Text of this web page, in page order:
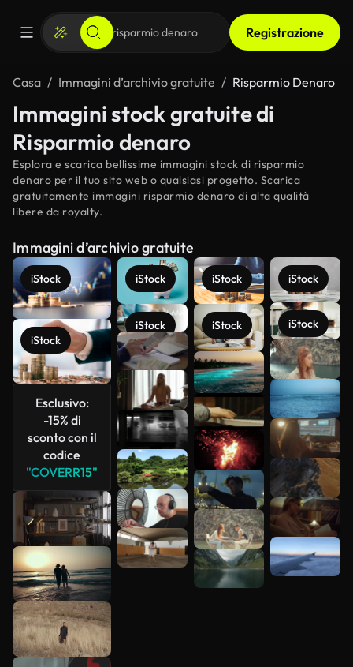
Registrazione
Casa Immagini d’archivio gratuite Risparmio Denaro
Immagini stock gratuite di
Risparmio denaro
Esplora e scarica bellissime immagini stock di risparmio
denaro per il tuo sito web o qualsiasi progetto. Scarica
gratuitamente immagini risparmio denaro di alta qualità
libere da royalty.
Immagini d’archivio gratuite
iStock
iStock
Esclusivo:
-15% di
sconto con il
codice
"COVERR15"
iStock
iStock
iStock
iStock
iStock
iStock
Scopri di
più